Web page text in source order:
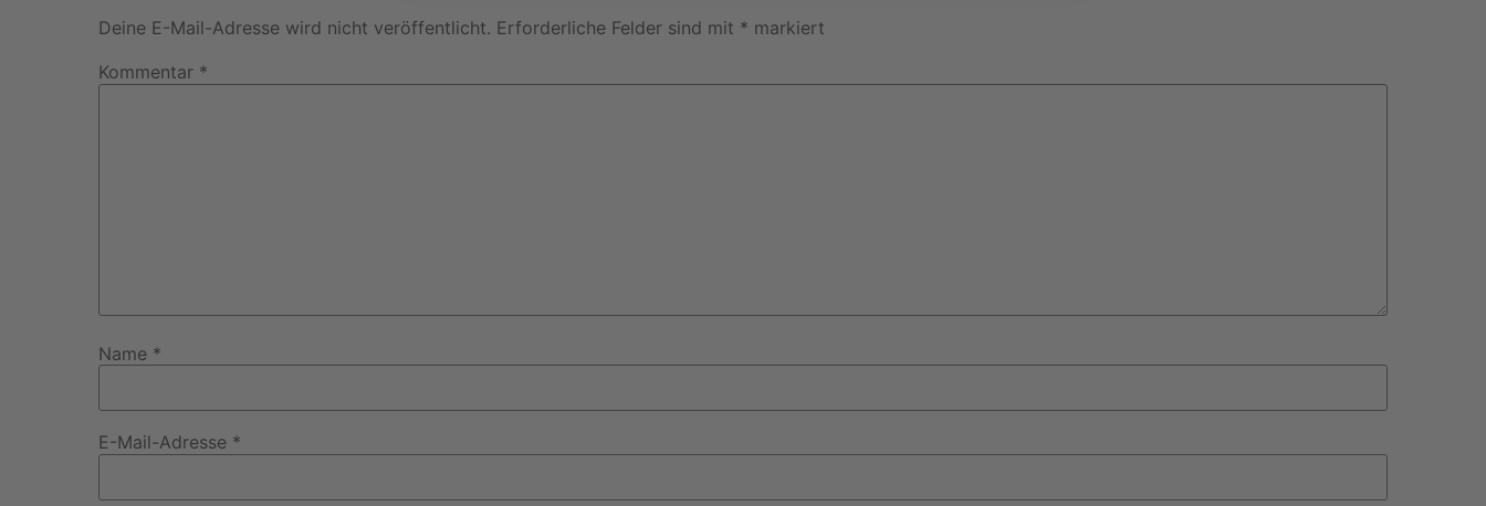
Deine E-Mail-Adresse wird nicht veröffentlicht. Erforderliche Felder sind mit * markiert
Kommentar *
Name *
E-Mail-Adresse *